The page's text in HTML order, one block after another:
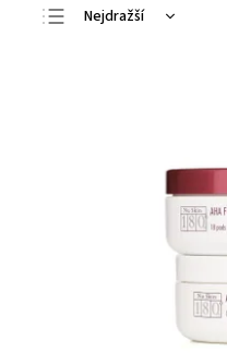
Nejdražší